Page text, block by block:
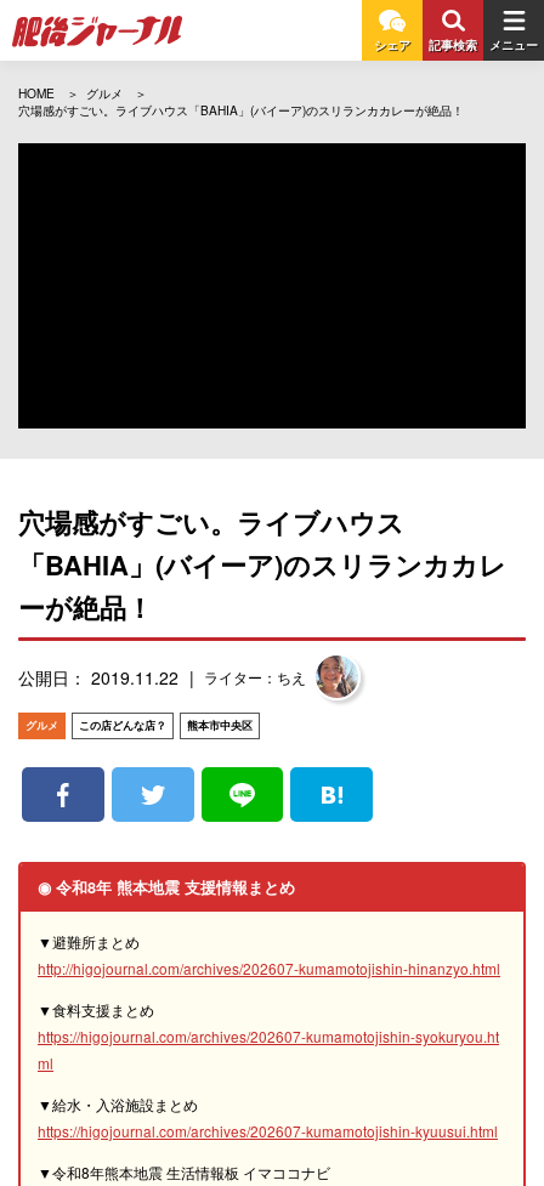
シェア 記事検索 メニュー
HOME
グルメ
穴場感がすごい。ライブハウス「BAHIA」(バイーア)のスリランカカレーが絶品！
穴場感がすごい。ライブハウス
「BAHIA」(バイーア)のスリランカカレ
ーが絶品！
公開日： 2019.11.22 ライター：ちえ
グルメ この店どんな店？ 熊本市中央区
◉ 令和8年 熊本地震 支援情報まとめ
▼避難所まとめ
http://higojournal.com/archives/202607-kumamotojishin-hinanzyo.html
▼食料支援まとめ
https://higojournal.com/archives/202607-kumamotojishin-syokuryou.ht
ml
▼給水・入浴施設まとめ
https://higojournal.com/archives/202607-kumamotojishin-kyuusui.html
▼令和8年熊本地震 生活情報板 イマココナビ